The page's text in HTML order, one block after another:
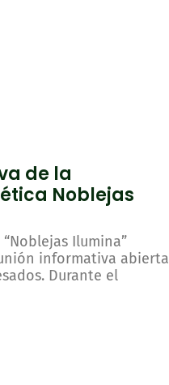
de la
Noblejas
Ilumina”
informativa abierta
Durante el